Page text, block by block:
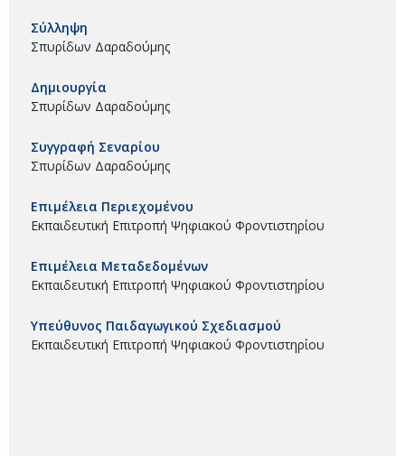
Σύλληψη
Σπυρίδων Δαραδούμης
Δημιουργία
Σπυρίδων Δαραδούμης
Συγγραφή Σεναρίου
Σπυρίδων Δαραδούμης
Επιμέλεια Περιεχομένου
Εκπαιδευτική Επιτροπή Ψηφιακού Φροντιστηρίου
Επιμέλεια Μεταδεδομένων
Εκπαιδευτική Επιτροπή Ψηφιακού Φροντιστηρίου
Υπεύθυνος Παιδαγωγικού Σχεδιασμού
Εκπαιδευτική Επιτροπή Ψηφιακού Φροντιστηρίου